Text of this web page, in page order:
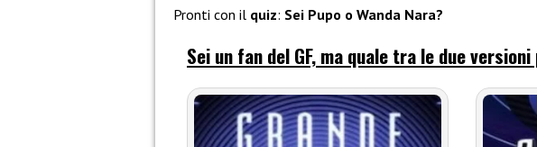
Pronti con il quiz: Sei Pupo o Wanda Nara?
Sei un fan del GF, ma quale tra le due